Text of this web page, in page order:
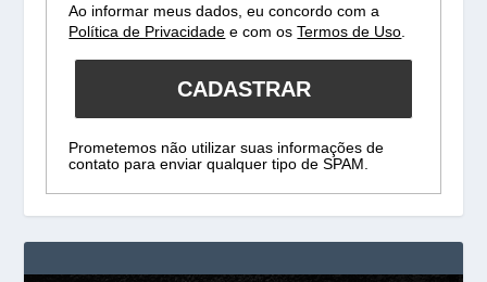
Ao informar meus dados, eu concordo com a
Política de Privacidade e com osTermos de Uso
CADASTRAR
Prometemos não utilizar suas informações de
contato para enviar qualquer tipo de SPAM.